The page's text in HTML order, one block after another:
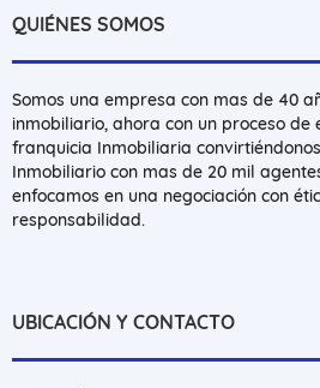
QUIÉNES SOMOS
Somos una empresa con mas de 40
inmobiliario, ahora con un proceso de
franquicia Inmobiliaria
Inmobiliario con mas de 20 mil
enfocamos en una negociación con
responsabilidad.
UBICACIÓN Y CONTACTO